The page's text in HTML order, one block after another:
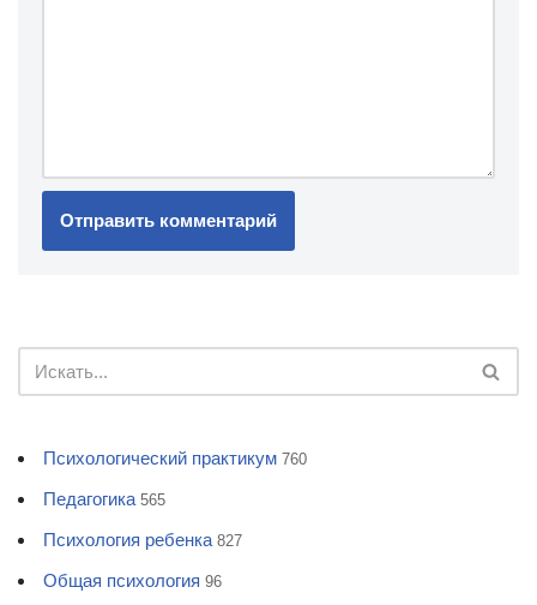
Психологический практикум 760
Педагогика 565
Психология ребенка 827
Общая психология 96